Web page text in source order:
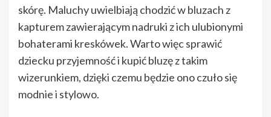
skórę. Maluchy uwielbiają chodzić w bluzach z
kapturem zawierającym nadruki z ich ulubionymi
bohaterami kreskówek. Warto więc sprawić
dziecku przyjemność i kupić bluzę z takim
wizerunkiem, dzięki czemu będzie ono czuło się
modnie i stylowo.